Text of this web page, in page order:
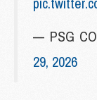
— PSG
29, 2026